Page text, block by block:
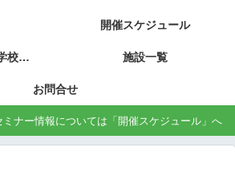
開催スケジュール
いわて3D活用企業・学校の紹介 施設一覧
お問合せ
ナー情報については「開催スケジュール」へ